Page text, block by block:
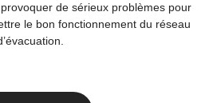
de sérieux problèmes pour
le bon fonctionnement du réseau